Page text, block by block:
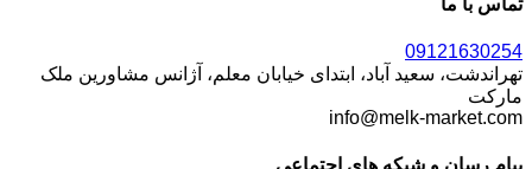
تماس با ما
09121630254
تهراندشت، سعید آباد، ابتدای خیابان معلم، آژانس مشاورین ملک
مارکت
info@melk-market.com
پیام رسان و شبکه های اجتماعی